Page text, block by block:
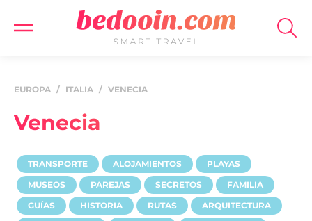
EUROPA / ITALIA / VENECIA
Venecia
TRANSPORTE ALOJAMIENTOS
PLAYAS
MUSEOS
PAREJAS SECRETOS
FAMILIA
GUÍAS
HISTORIA RUTAS
ARQUITECTURA